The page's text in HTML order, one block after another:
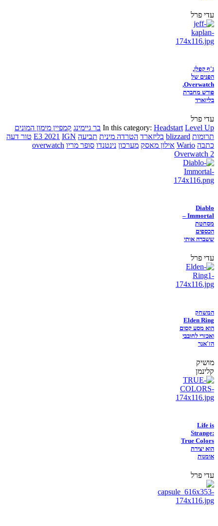
עדי פרל
ג'ף קפלן,
הפנים של
Overwatch,
פורש מחברת
בליזארד
עדי פרל
In this category: Headstart Level Up בר גיימינג קמפיין מימון המונים
תרומות blizzard בליזארד הטרדה מינית תביעה E3 2021 IGN
טור דעה
כתבה Wario אילון מאסק מערכון נינטנדו סופר מריו overwatch
Overwatch 2
Diablo
Immortal –
מסחטת
הכספים
ששברה אותי
עדי פרל
המשחק
Elden Ring
הוא מסע קסום
ואכזרי לחובבי
הז'אנר
מושיק
קלינמן
Life is
Strange:
True Colors
הוא יצירת
אומנות
עדי פרל